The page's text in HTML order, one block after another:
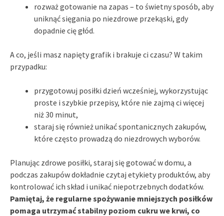
rozważ gotowanie na zapas – to świetny sposób, aby
uniknąć sięgania po niezdrowe przekąski, gdy
dopadnie cię głód.
A co, jeśli masz napięty grafik i brakuje ci czasu? W takim
przypadku:
przygotowuj posiłki dzień wcześniej, wykorzystując
proste i szybkie przepisy, które nie zajmą ci więcej
niż 30 minut,
staraj się również unikać spontanicznych zakupów,
które często prowadzą do niezdrowych wyborów.
Planując zdrowe posiłki, staraj się gotować w domu, a
podczas zakupów dokładnie czytaj etykiety produktów, aby
kontrolować ich skład i unikać niepotrzebnych dodatków.
Pamiętaj, że regularne spożywanie mniejszych posiłków
pomaga utrzymać stabilny poziom cukru we krwi, co